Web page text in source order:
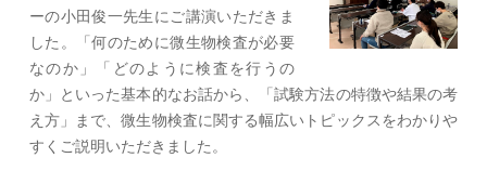
ーの小田俊一先生にご講演いただきま
した。「何のために微生物検査が必要
なのか」「どのように検査を行うの
か」といった基本的なお話から、「試験方法の特徴や結果の考
え方」まで、微生物検査に関する幅広いトピックスをわかりや
すくご説明いただきました。